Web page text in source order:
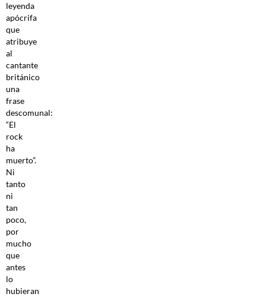
leyenda
apócrifa
que
atribuye
al
cantante
británico
una
frase
descomunal:
“El
rock
ha
muerto”.
Ni
tanto
ni
tan
poco,
por
mucho
que
antes
lo
hubieran